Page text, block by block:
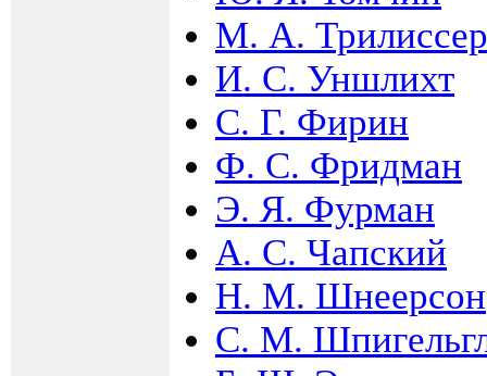
М. А. Трилиссер
И. С. Уншлихт
С. Г. Фирин
Ф. С. Фридман
Э. Я. Фурман
А. С. Чапский
Н. М. Шнеерсон
С. М.